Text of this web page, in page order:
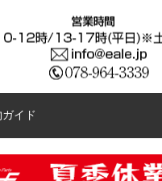
イド